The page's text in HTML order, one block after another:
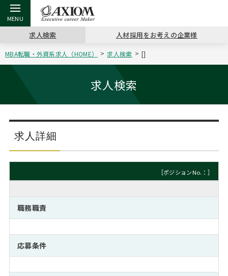
戻る
アクシアムの特長
コンサ
サービス案内 キャリ
コンサルタントの紹介
戻る
キャリア支援 TOP
キャリアデザイン講座
（最新求人市場動向）
MBAの
おわり
ステージ別アドバイス
MBA留学生数の推移
日本か
インターン受入企業一覧
MBAを生かす求人特集
戻る
転職ツール TOP
英文レジュメの書き方 パワー
職務経歴書の書き方
よくある面接Q&A集
外資系／面接攻略のコツ
戻る
転職コラム TOP
“展”職相談室
転職市場の明日をよめ
転職成功への4つの鍵
キャリアに効く一冊
注目企業インタビュー
戻る
イベント・セミナー TOP
ジョブフェア
キャリアデザインセミナー
キャリアフォーラム
プロ経営者の特別セミナー
Career Talk Live
MBA NETWORKING
戻る
会社概要 TOP
沿革
主なクライアント
採用情報
パブリシティ
ニュースリリース
求人検索 人材採用をお考えの企業様
MBA転職・外資系求人（HOME） 求人検索 []
求人検索
求人詳細
［ポジションNo.：］
職務職責
応募条件